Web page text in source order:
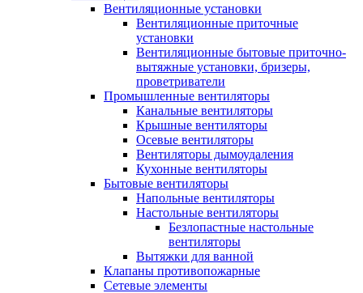
Вентиляционные установки
Вентиляционные приточные
установки
Вентиляционные бытовые приточно-
вытяжные установки, бризеры,
проветриватели
Промышленные вентиляторы
Канальные вентиляторы
Крышные вентиляторы
Осевые вентиляторы
Вентиляторы дымоудаления
Кухонные вентиляторы
Бытовые вентиляторы
Напольные вентиляторы
Настольные вентиляторы
Безлопастные настольные
вентиляторы
Вытяжки для ванной
Клапаны противопожарные
Сетевые элементы